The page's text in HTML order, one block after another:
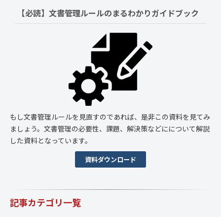
【必読】文書管理ルールのまるわかりガイドブック
もし文書管理ルールを見直すのであれば、是非この資料を見てみ
ましょう。文書管理の必要性、課題、解決策などにについて解説
した資料となっています。
資料ダウンロード
記事カテゴリ一覧